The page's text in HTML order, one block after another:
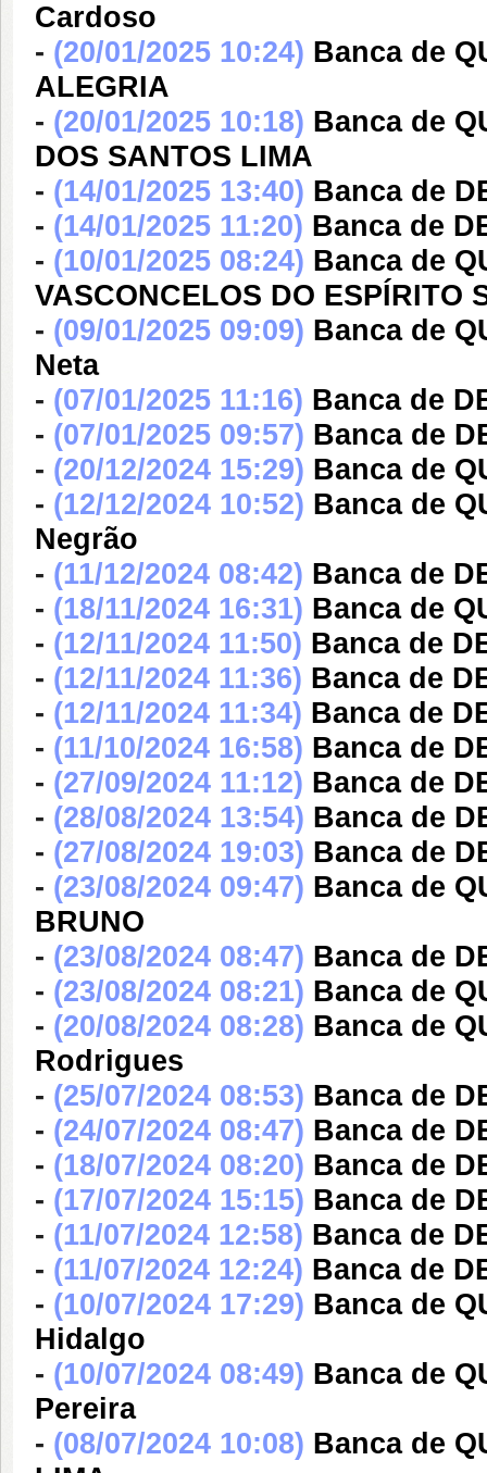
Cardoso
- (20/01/2025 10:24) Banca de
ALEGRIA
- (20/01/2025 10:18) Banca de
DOS SANTOS LIMA
- (14/01/2025 13:40) Banca de
- (14/01/2025 11:20) Banca de
- (10/01/2025 08:24) Banca de
VASCONCELOS DO ESPÍRITO
- (09/01/2025 09:09) Banca de
Neta
- (07/01/2025 11:16) Banca de
- (07/01/2025 09:57) Banca de
- (20/12/2024 15:29) Banca de
- (12/12/2024 10:52) Banca de
Negrão
- (11/12/2024 08:42) Banca de
- (18/11/2024 16:31) Banca de
- (12/11/2024 11:50) Banca de
- (12/11/2024 11:36) Banca de
- (12/11/2024 11:34) Banca de
- (11/10/2024 16:58) Banca de
- (27/09/2024 11:12) Banca de
- (28/08/2024 13:54) Banca de
- (27/08/2024 19:03) Banca de
- (23/08/2024 09:47) Banca de
BRUNO
- (23/08/2024 08:47) Banca de
- (23/08/2024 08:21) Banca de
- (20/08/2024 08:28) Banca de
Rodrigues
- (25/07/2024 08:53) Banca de
- (24/07/2024 08:47) Banca de
- (18/07/2024 08:20) Banca de
- (17/07/2024 15:15) Banca de
- (11/07/2024 12:58) Banca de
- (11/07/2024 12:24) Banca de
- (10/07/2024 17:29) Banca de
Hidalgo
- (10/07/2024 08:49) Banca de
Pereira
- (08/07/2024 10:08) Banca de